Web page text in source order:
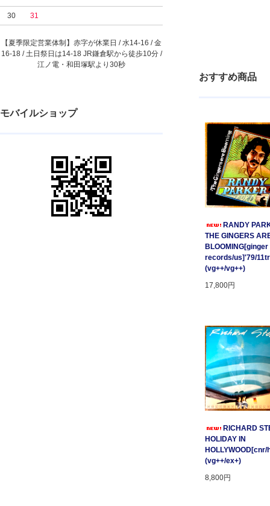
30 31
【夏季限定営業体制】赤字が休業日 / 水14-16 / 金
16-18 / 土日祭日は14-18 JR鎌倉駅から徒歩10分 /
江ノ電・和田塚駅より30秒
モバイルショップ
おすすめ商品
RANDY
THE GINGERS
BLOOMING[ginger
records/us]'79/
(vg++/vg++)
17,800円
RICHARD
HOLIDAY IN
(vg++/ex+)
8,800円